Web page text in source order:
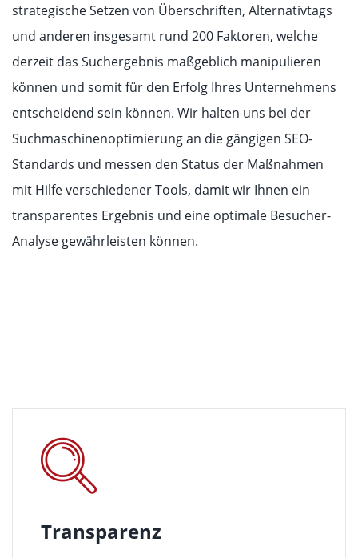
strategische Setzen von Überschriften, Alternativtags
und anderen insgesamt rund 200 Faktoren, welche
derzeit das Suchergebnis maßgeblich manipulieren
können und somit für den Erfolg Ihres Unternehmens
entscheidend sein können. Wir halten uns bei der
Suchmaschinenoptimierung an die gängigen SEO-
Standards und messen den Status der Maßnahmen
mit Hilfe verschiedener Tools, damit wir Ihnen ein
transparentes Ergebnis und eine optimale Besucher-
Analyse gewährleisten können.
Transparenz